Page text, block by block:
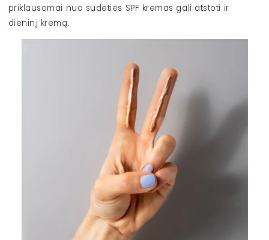
priklausomai nuo sudėties SPF kremas gali atstoti ir
dieninį kremą.